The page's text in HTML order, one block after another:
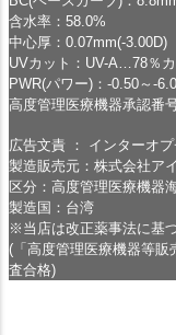
含水率：58.0%
中心厚：0.07mm(-3.00D)
UVカット：UV-A…78％
PWR(パワー)：-0.50～-
高度管理医療機器承認番
広告文責 ： インターオプ
製造販売元：株式会社ア
区分：高度管理医療機器
製造国：台湾
※当店は改正薬事法に基
(「高度管理医療機器等販
査合格)